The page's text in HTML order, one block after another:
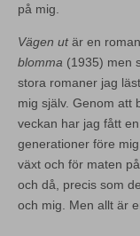
på mig.
Vägen utär en
blomma (1935) men
stora romaner jag
mig själv. Genom att
veckan har jag fått
generationer före
växt och för maten
och då, precis som
och mig. Men allt är